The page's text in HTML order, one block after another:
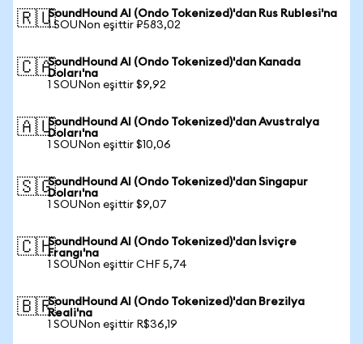
🇷🇺SoundHound AI (Ondo Tokenized)'dan Rus Rublesi'na
1 SOUNon eşittir ₽583,02
🇨🇦SoundHound AI (Ondo Tokenized)'dan Kanada
Doları'na
1 SOUNon eşittir $9,92
🇦🇺SoundHound AI (Ondo Tokenized)'dan Avustralya
Doları'na
1 SOUNon eşittir $10,06
🇸🇬SoundHound AI (Ondo Tokenized)'dan Singapur
Doları'na
1 SOUNon eşittir $9,07
🇨🇭SoundHound AI (Ondo Tokenized)'dan İsviçre
Frangı'na
1 SOUNon eşittir CHF 5,74
🇧🇷SoundHound AI (Ondo Tokenized)'dan Brezilya
Reali'na
1 SOUNon eşittir R$36,19